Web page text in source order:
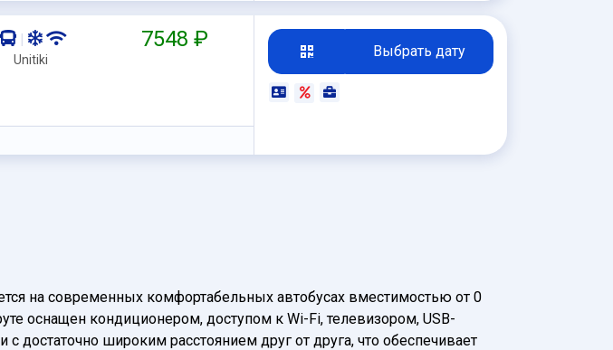
|
Unitiki
7548 ₽ Выбрать дату
на современных комфортабельных автобусах вместимостью от 0
оснащен кондиционером, доступом к Wi-Fi, телевизором, USB-
широким расстоянием друг от друга, что обеспечивает